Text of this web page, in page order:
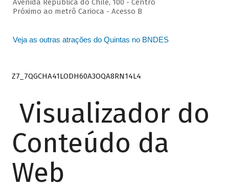
Avenida República do Chile, 100 - Centro
Próximo ao metrô Carioca - Acesso B
Veja as outras atrações do Quintas no BNDES
Z7_7QGCHA41LODH60A3OQA8RN14L4
Visualizador do
Conteúdo da
Web